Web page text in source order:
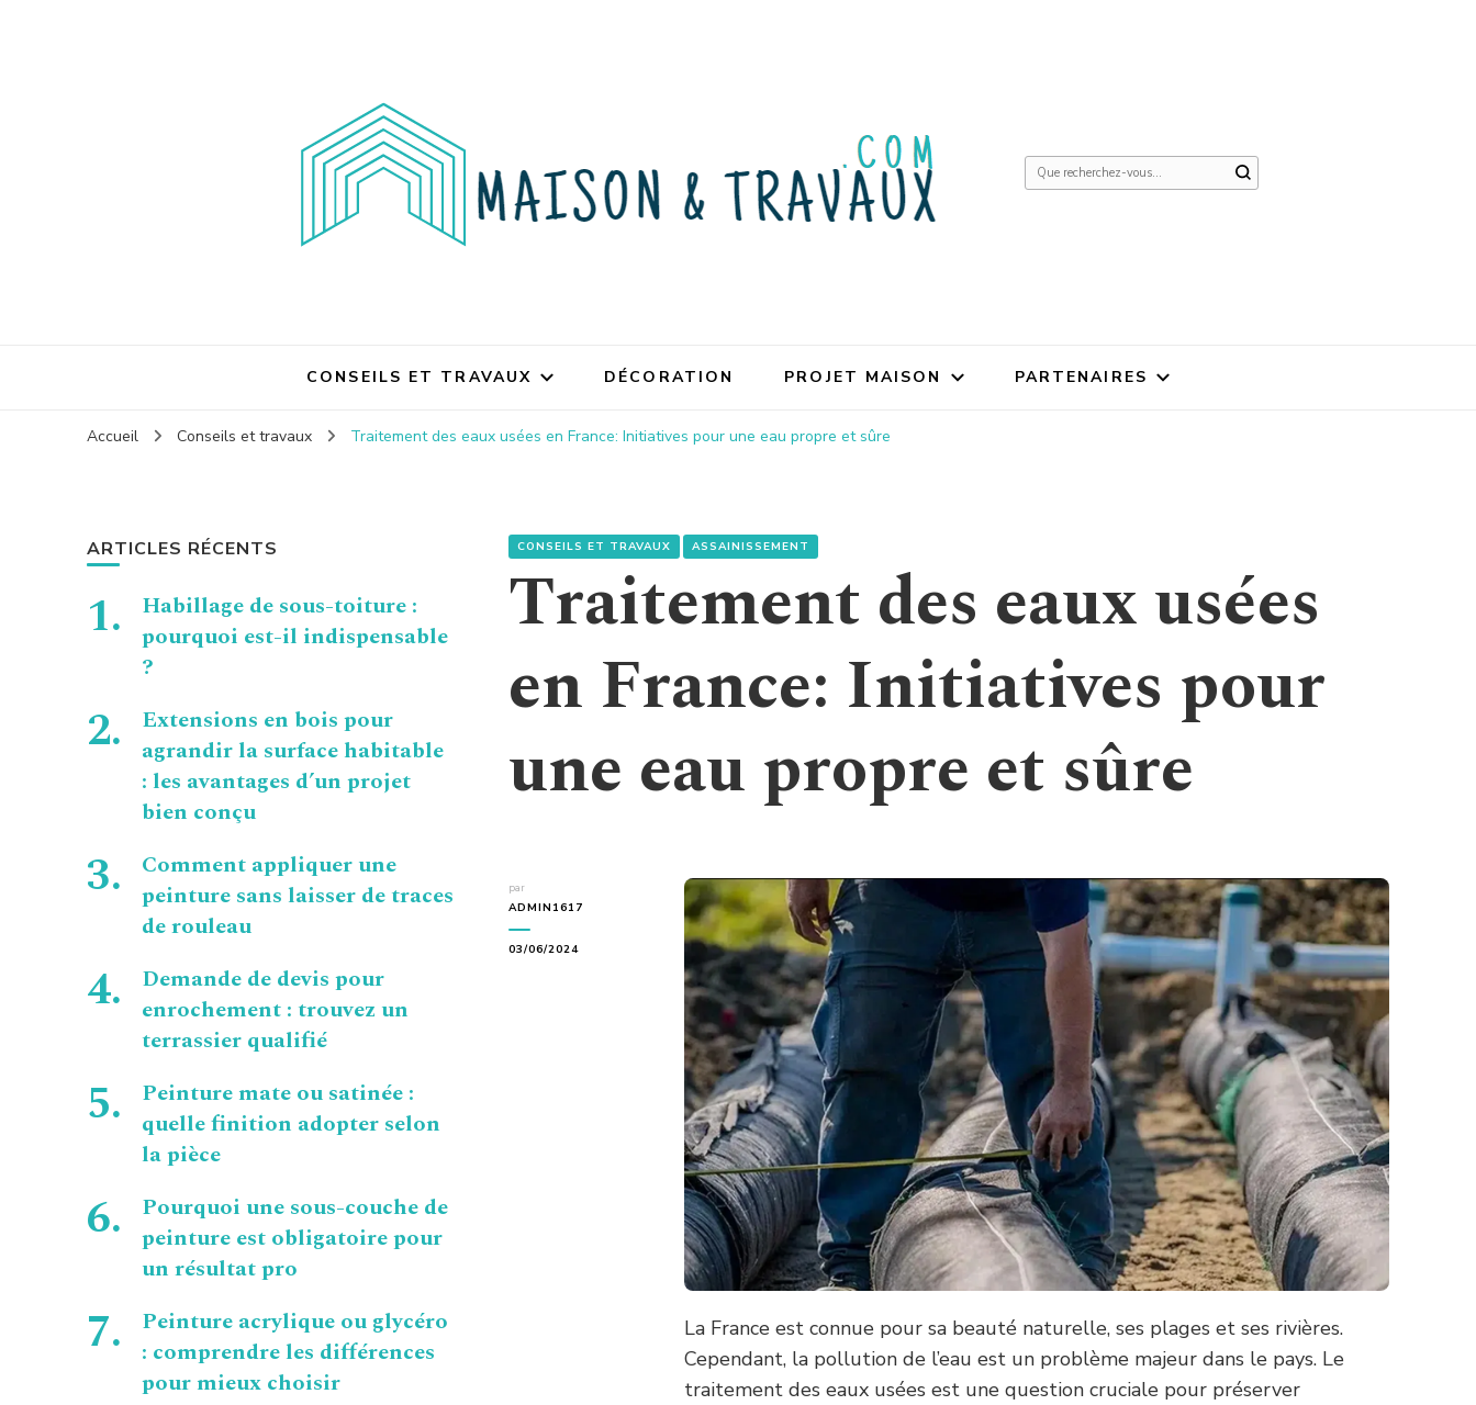
Vous
CONSEILS ET TRAVAUX DÉCORATION PROJET MAISON PARTENAIRES
Accueil Conseils et travaux Traitement des eaux usées en France: Initiatives pour une eau propre et sûre
CONSEILS ET TRAVAUX ASSAINISSEMENT
Traitement des eaux usées
en France: Initiatives pour
une eau propre et sûre
par
ADMIN1617
03/06/2024
La France est connue pour sa beauté naturelle, ses plages et ses rivières.
Cependant, la pollution de l’eau est un problème majeur dans le pays. Le
traitement des eaux usées est une question cruciale pour préserver
ARTICLES RÉCENTS
Habillage de sous-toiture :
pourquoi est-il indispensable
?
Extensions en bois pour
agrandir la surface habitable
: les avantages d’un projet
bien conçu
Comment appliquer une
peinture sans laisser de traces
de rouleau
Demande de devis pour
enrochement : trouvez un
terrassier qualifié
Peinture mate ou satinée :
quelle finition adopter selon
la pièce
Pourquoi une sous-couche de
peinture est obligatoire pour
un résultat pro
Peinture acrylique ou glycéro
: comprendre les différences
pour mieux choisir